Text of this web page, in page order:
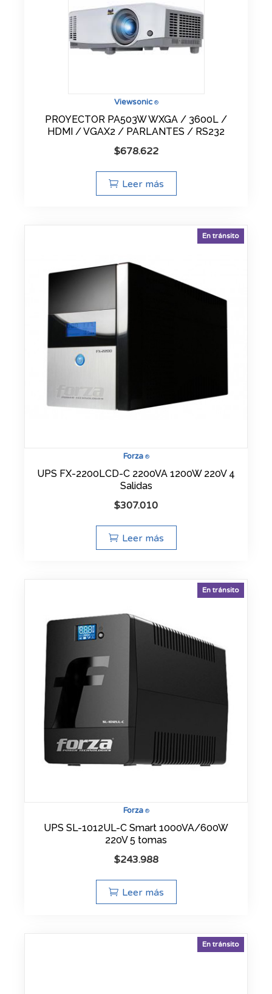
Viewsonic®
PROYECTOR PA503W WXGA / 3600L /
HDMI / VGAX2 / PARLANTES / RS232
$678.622
Leer más
Forza®
En tránsito
UPS FX-2200LCD-C 2200VA 1200W 220V 4
Salidas
$307.010
Leer más
Forza®
En tránsito
UPS SL-1012UL-C Smart 1000VA/600W
220V 5 tomas
$243.988
Leer más
En tránsito